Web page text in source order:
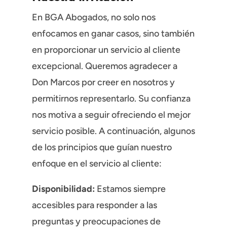
En BGA Abogados, no solo nos
enfocamos en ganar casos, sino también
en proporcionar un servicio al cliente
excepcional. Queremos agradecer a
Don Marcos por creer en nosotros y
permitirnos representarlo. Su confianza
nos motiva a seguir ofreciendo el mejor
servicio posible. A continuación, algunos
de los principios que guían nuestro
enfoque en el servicio al cliente:
Disponibilidad: Estamos siempre
accesibles para responder a las
preguntas y preocupaciones de